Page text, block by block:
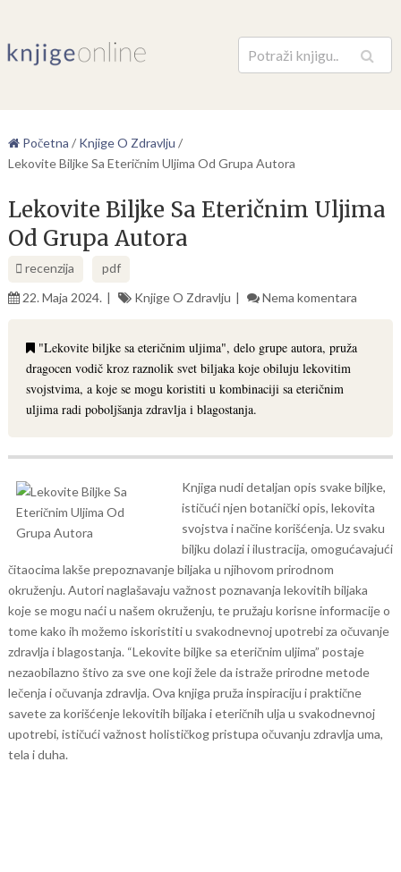
Pretraga
Početna / Knjige O Zdravlju /
Lekovite Biljke Sa Eteričnim Uljima Od Grupa Autora
Lekovite Biljke Sa Eteričnim Uljima
Od Grupa Autora
recenzija
pdf
22. Maja 2024.
Knjige O Zdravlju Nema komentara
"Lekovite biljke sa eteričnim uljima", delo grupe autora, pruža
dragocen vodič kroz raznolik svet biljaka koje obiluju lekovitim
svojstvima, a koje se mogu koristiti u kombinaciji sa eteričnim
uljima radi poboljšanja zdravlja i blagostanja.
Knjiga nudi detaljan opis svake biljke,
ističući njen botanički opis, lekovita
svojstva i načine korišćenja. Uz svaku
biljku dolazi i ilustracija, omogućavajući
čitaocima lakše prepoznavanje biljaka u njihovom prirodnom
okruženju. Autori naglašavaju važnost poznavanja lekovitih biljaka
koje se mogu naći u našem okruženju, te pružaju korisne informacije o
tome kako ih možemo iskoristiti u svakodnevnoj upotrebi za očuvanje
zdravlja i blagostanja. “Lekovite biljke sa eteričnim uljima” postaje
nezaobilazno štivo za sve one koji žele da istraže prirodne metode
lečenja i očuvanja zdravlja. Ova knjiga pruža inspiraciju i praktične
savete za korišćenje lekovitih biljaka i eteričnih ulja u svakodnevnoj
upotrebi, ističući važnost holističkog pristupa očuvanju zdravlja uma,
tela i duha.